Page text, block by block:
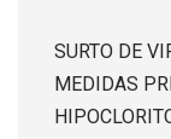
SURTO DE
MEDIDAS